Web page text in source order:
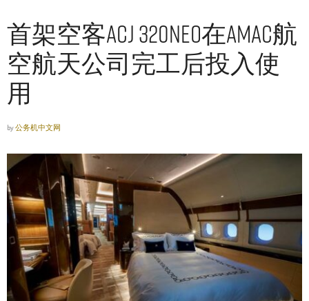
首架空客ACJ 320neo在AMAC航
空航天公司完工后投入使
用
by公务机中文网